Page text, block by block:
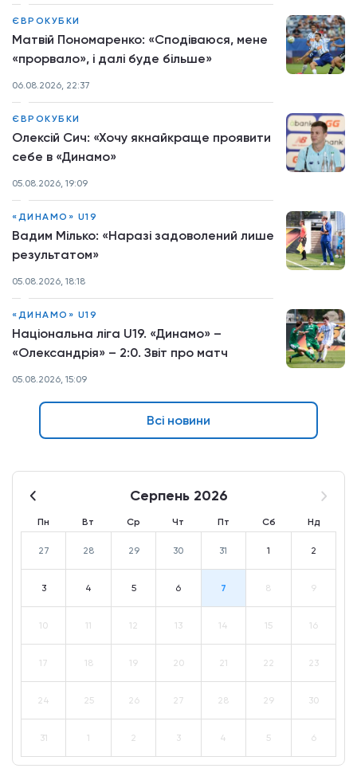
ЄВРОКУБКИ
Матвій Пономаренко: «Сподіваюся, мене
«прорвало», і далі буде більше»
06.08.2026, 22:37
ЄВРОКУБКИ
Олексій Сич: «Хочу якнайкраще проявити
себе в «Динамо»
05.08.2026, 19:09
«ДИНАМО» U19
Вадим Мілько: «Наразі задоволений лише
результатом»
05.08.2026, 18:18
«ДИНАМО» U19
Національна ліга U19. «Динамо» –
«Олександрія» – 2:0. Звіт про матч
05.08.2026, 15:09
Всі новини
Серпень 2026
Пн Вт Ср Чт Пт Сб Нд
27 28 29 30 31 1 2
3 4 5 6 7 8 9
10 11 12 13 14 15 16
17 18 19 20 21 22 23
24 25 26 27 28 29 30
31 1 2 3 4 5 6